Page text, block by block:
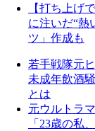
【打ち上げ
に注いだ“熱
ツ」作成も
若手戦隊元
未成年飲酒
とは
元ウルトラ
「23歳の私